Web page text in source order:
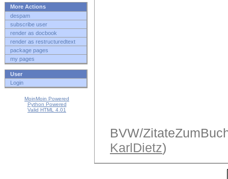
More Actions
despam
subscribe user
render as docbook
render as restructuredtext
package pages
my pages
User
Login
MoinMoin Powered
Python Powered
Valid HTML 4.01
BVW/
KarlDietz)